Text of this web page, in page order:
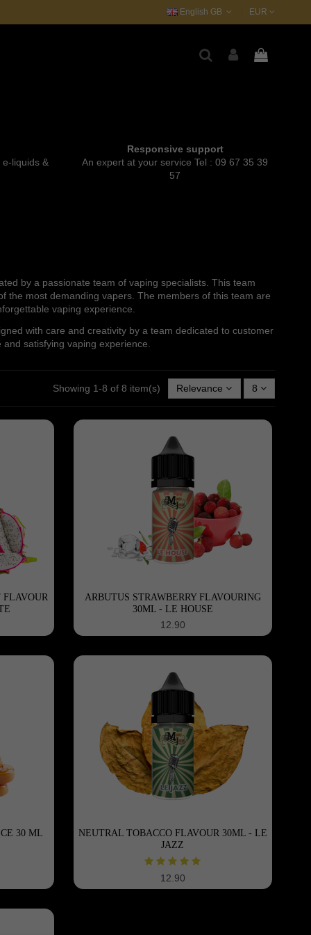
English GB EUR
liquids &
Responsive support
An expert at your service Tel : 09 67 35 39
57
by a passionate team of vaping specialists. This team
the most demanding vapers. The members of this team are
vaping experience.
with care and creativity by a team dedicated to customer
satisfying vaping experience.
Showing 1-8 of 8 item(s) Relevance 8
FLAVOUR
ARBUTUS STRAWBERRY FLAVOURING
30ML - LE HOUSE
12.90
30 ML
NEUTRAL TOBACCO FLAVOUR 30ML - LE
JAZZ
12.90